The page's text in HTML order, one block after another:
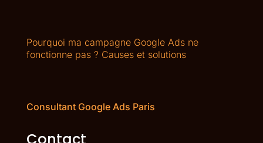
Pourquoi ma campagne Google Ads ne
fonctionne pas ? Causes et solutions
Consultant Google Ads Paris
Contact